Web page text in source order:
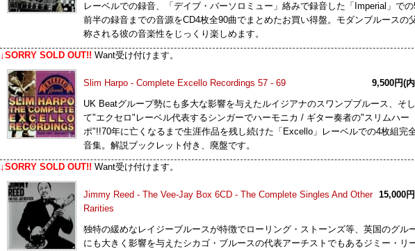
レーベルでの録音、「デイブ・バーソロミュー」絡みで録音した「Imperial」での
前半の録音までの音源をCD4枚全90曲でまとめたお買い得盤。モダンブルースの
称される彼の音楽性をじっくり楽しめます。
↓SORRY SOLD OUT!! Want受け付けます。
Slim Harpo - Complete Excello Recordings 57 - 69
9,500円(
UK Beatグループ勢にも多大な影響を与えたルイジアナのスワンプブルース、そし
て"エクセロ"レーベル代表するシンガーでハーモニカ / ギター奏者の"スリムハー
ポ"!!70年に亡くなるまで生涯作品を残し続けた「Excello」レーベルでの4枚組完
音集。解説ブックレット付き、廃盤です。
↓SORRY SOLD OUT!! Want受け付けます。
Jimmy Reed - The Vee-Jay Box 6CD - The Complete Singles And Other
Rarities
15,000
独特の緩めなレイジーブルースが特徴でローリング・ストーンズ等、英国のグル
にも大きく影響を与えたシカゴ・ブルースの代表アーチストでもあるジミー・リ